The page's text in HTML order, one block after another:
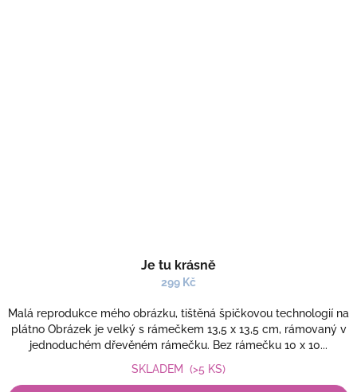
Je tu krásně
299 Kč
Malá reprodukce mého obrázku, tištěná špičkovou technologií na
plátno Obrázek je velký s rámečkem 13,5 x 13,5 cm, rámovaný v
jednoduchém dřevěném rámečku. Bez rámečku 10 x 10...
SKLADEM (>5 KS)